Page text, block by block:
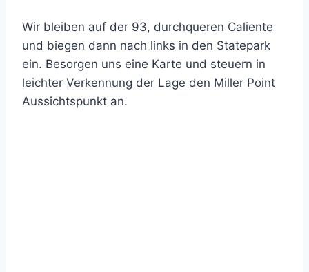
Wir bleiben auf der 93, durchqueren Caliente
und biegen dann nach links in den Statepark
ein. Besorgen uns eine Karte und steuern in
leichter Verkennung der Lage den Miller Point
Aussichtspunkt an.